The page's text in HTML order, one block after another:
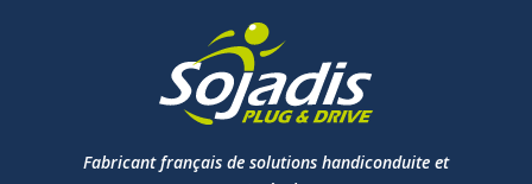
Fabricant français de solutions handiconduite et